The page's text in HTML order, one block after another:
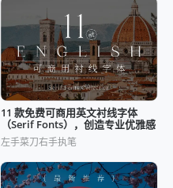
11 款免费可商用英文衬线字体
（Serif Fonts），创造专业优雅感
左手菜刀右手执笔